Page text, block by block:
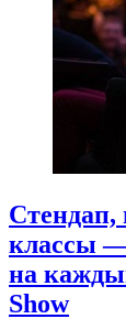
Стендап,
классы
на
Show